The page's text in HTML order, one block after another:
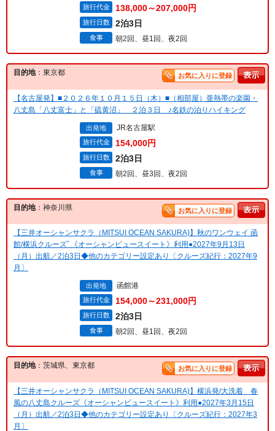
旅行代金 138,000～207,000円
旅行日数 2泊3日
食事 朝2回、昼1回、夜2回
目的地：東京都 お気に入りに登録
【名古屋発】■２０２６年１０月１５日（木）■（相部屋）亜熱帯の楽園・
八丈島「八丈富士」と「硫黄沼」 ２泊３日 ♪名鉄の泊りハイキング
出発地 JR名古屋駅
旅行代金 154,000円
旅行日数 2泊3日
食事 朝2回、昼3回、夜2回
目的地：神奈川県 お気に入りに登録
【三井オーシャンサクラ（MITSUI OCEAN SAKURA)】秋のワンウェイ 函
館/横浜クルーズﾞ《オーシャンビュースイート》利用●2027年9月13日
（月）出航／2泊3日◆他のカテゴリー設定あり〔クルーズ紀行：2027年9
月〕
出発地 函館港
旅行代金 154,000～231,000円
旅行日数 2泊3日
食事 朝2回、昼1回、夜2回
目的地：茨城県、東京都 お気に入りに登録
【三井オーシャンサクラ（MITSUI OCEAN SAKURA)】横浜発/大洗着 春
風の八丈島クルーズ《オーシャンビュースイート》利用●2027年3月15日
（月）出航／2泊3日◆他のカテゴリー設定あり〔クルーズ紀行：2027年3
月〕